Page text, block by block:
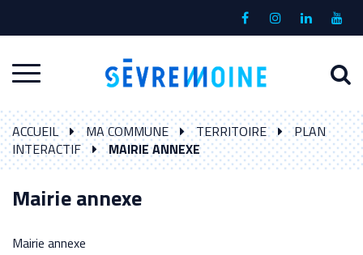
Lien
compte
Lien
Lien
compte
Lien
la
Aller
à
la
navigation
à
ACCUEIL MA COMMUNE TERRITOIRE
PLAN
INTERACTIF
MAIRIE ANNEXE
Mairie annexe
Mairie annexe